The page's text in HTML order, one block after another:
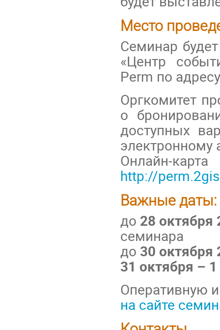
Место
Семинар
«Центр
Perm по
Оргкомитет
о
доступных
электронному
Онлайн-
http://
Важные даты:
до 28 октября
семинара
до 30 октября
31 октября –
Оперативную
на сайте